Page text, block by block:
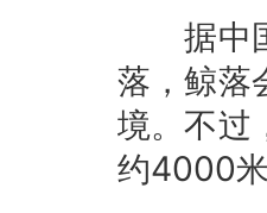
据中国
落，鲸落
境。不过
约4000